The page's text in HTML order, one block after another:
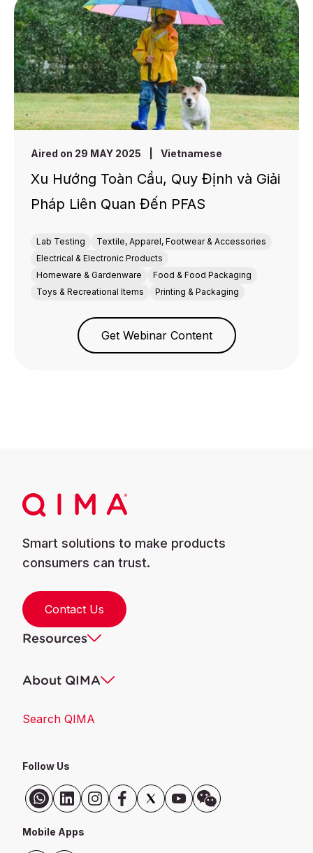
Aired on 29 MAY 2025 Vietnamese
Xu Hướng Toàn Cầu, Quy Định và Giải
Pháp Liên Quan Đến PFAS
Lab Testing
Textile, Apparel, Footwear & Accessories
Electrical & Electronic Products
Homeware & Gardenware
Food & Food Packaging
Toys & Recreational Items
Printing & Packaging
Get Webinar Content
Smart solutions to make products
consumers can trust.
Contact Us
Resources
About QIMA
Search QIMA
Follow Us
Mobile Apps